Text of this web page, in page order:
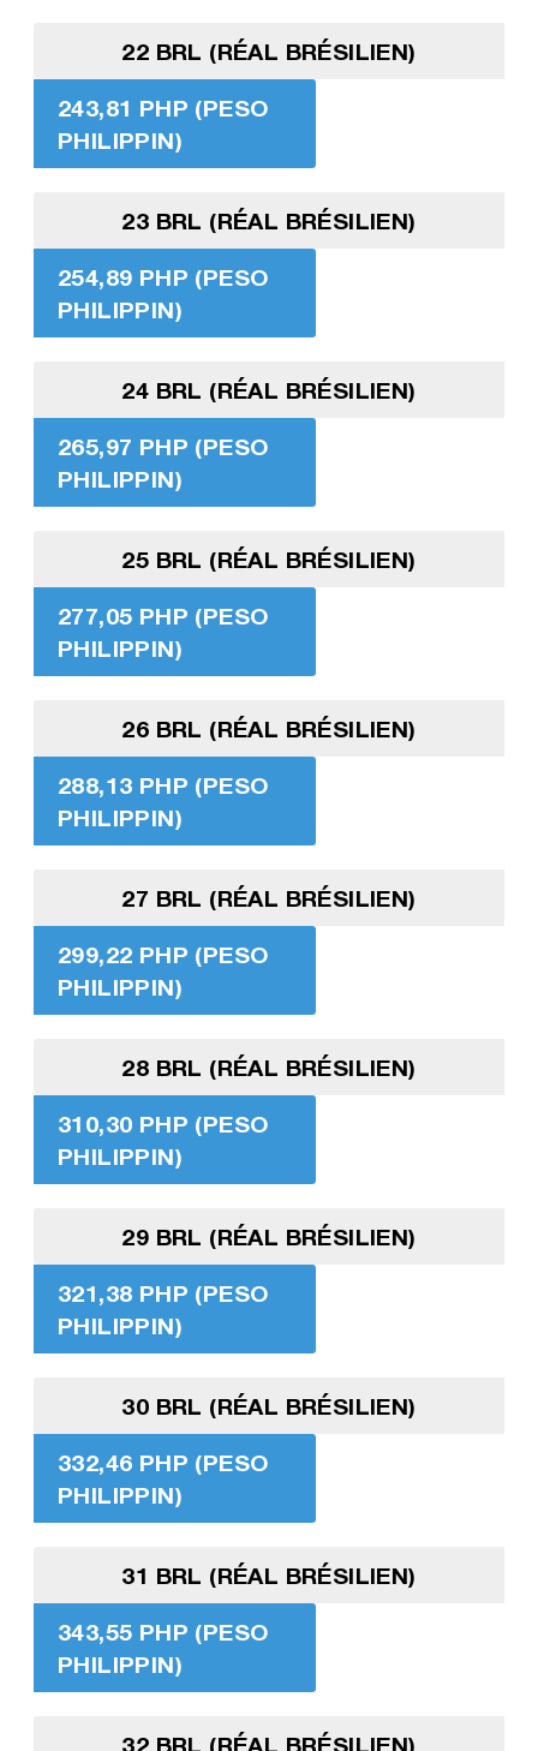
22 BRL (RÉAL BRÉSILIEN)
243,81 PHP (PESO
PHILIPPIN)
23 BRL (RÉAL BRÉSILIEN)
254,89 PHP (PESO
PHILIPPIN)
24 BRL (RÉAL BRÉSILIEN)
265,97 PHP (PESO
PHILIPPIN)
25 BRL (RÉAL BRÉSILIEN)
277,05 PHP (PESO
PHILIPPIN)
26 BRL (RÉAL BRÉSILIEN)
288,13 PHP (PESO
PHILIPPIN)
27 BRL (RÉAL BRÉSILIEN)
299,22 PHP (PESO
PHILIPPIN)
28 BRL (RÉAL BRÉSILIEN)
310,30 PHP (PESO
PHILIPPIN)
29 BRL (RÉAL BRÉSILIEN)
321,38 PHP (PESO
PHILIPPIN)
30 BRL (RÉAL BRÉSILIEN)
332,46 PHP (PESO
PHILIPPIN)
31 BRL (RÉAL BRÉSILIEN)
343,55 PHP (PESO
PHILIPPIN)
32 BRL (RÉAL BRÉSILIEN)